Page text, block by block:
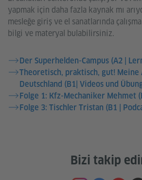
yapmak için daha fazla kaynak mı
mesleğe giriş ve el sanatlarında
bilgi ve materyal bulabilirsiniz.
Der Superhelden-Campus (A2 |
Theoretisch, praktisch, gut! Meine
Deutschland (B1| Videos und
Folge 1: Kfz-Mechaniker Mehmet
Folge 3: Tischler Tristan (B1 |
Bizi takip